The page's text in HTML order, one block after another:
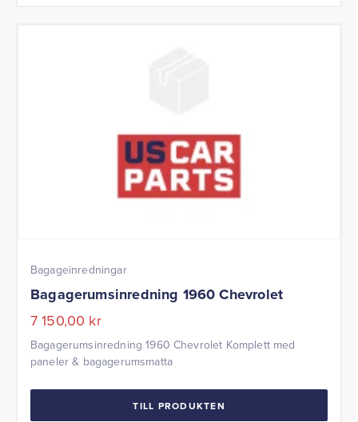
Bagageinredningar
Bagagerumsinredning 1960 Chevrolet
7 150,00 kr
Bagagerumsinredning 1960 Chevrolet Komplett med
paneler & bagagerumsmatta
TILL PRODUKTEN